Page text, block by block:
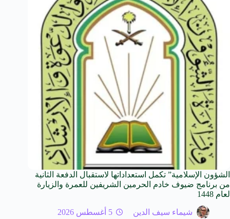
الشؤون الإسلامية” تكمل استعداداتها لاستقبال الدفعة الثانية
من برنامج ضيوف خادم الحرمين الشريفين للعمرة والزيارة
لعام 1448
شيماء سيف الدين
5 أغسطس 2026